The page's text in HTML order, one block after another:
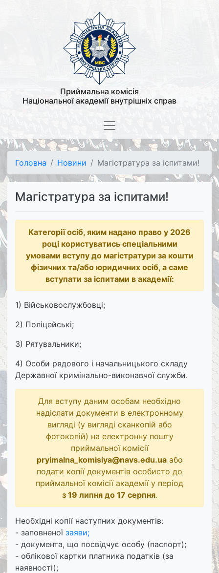
Приймальна комісія
Національної академії внутрішніх справ
Головна Новини Магістратура за іспитами!
Магістратура за іспитами!
Категорії осіб, яким надано право у 2026
році користуватись спеціальними
умовами вступу до магістратури за кошти
фізичних та/або юридичних осіб, а саме
вступати за іспитами в академії:
1) Військовослужбовці;
2) Поліцейські;
3) Рятувальники;
4) Особи рядового і начальницького складу
Державної кримінально-виконавчої служби.
Для вступу даним особам необхідно
надіслати документи в електронному
вигляді (у вигляді сканкопій або
фотокопій) на електронну пошту
приймальної комісії
pryimalna_komisiya@navs.edu.uaабо
подати копії документів особисто до
приймальної комісії академії у період
з 19 липня до 17 серпня.
Необхідні копії наступних документів:
- заповненої заяви;
- документа, що посвідчує особу (паспорт);
- облікової картки платника податків (за
наявності);